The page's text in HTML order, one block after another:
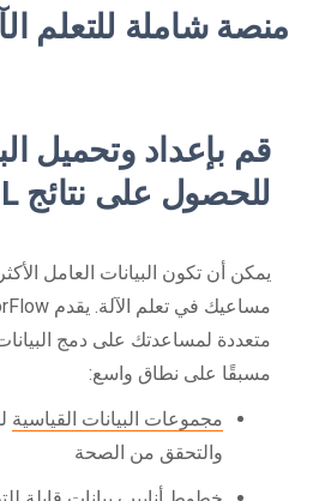
منصة شاملة للتعلم
قم بإعداد وتحميل
للحصول على نتائج ML ناجحة
يمكن أن تكون البيانات العامل
متعددة لمساعدتك على دمج
مسبقًا على نطاق واسع:
مجموعات البيانات القياسية
والتحقق من الصحة